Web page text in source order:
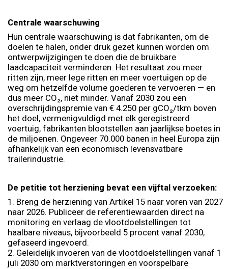
Centrale waarschuwing
Hun centrale waarschuwing is dat fabrikanten, om de
doelen te halen, onder druk gezet kunnen worden om
ontwerpwijzigingen te doen die de bruikbare
laadcapaciteit verminderen. Het resultaat zou meer
ritten zijn, meer lege ritten en meer voertuigen op de
weg om hetzelfde volume goederen te vervoeren — en
dus meer CO₂, niet minder. Vanaf 2030 zou een
overschrijdingspremie van € 4.250 per gCO₂/tkm boven
het doel, vermenigvuldigd met elk geregistreerd
voertuig, fabrikanten blootstellen aan jaarlijkse boetes in
de miljoenen. Ongeveer 70.000 banen in heel Europa zijn
afhankelijk van een economisch levensvatbare
trailerindustrie.
De petitie tot herziening bevat een vijftal verzoeken:
1. Breng de herziening van Artikel 15 naar voren van 2027
naar 2026. Publiceer de referentiewaarden direct na
monitoring en verlaag de vlootdoelstellingen tot
haalbare niveaus, bijvoorbeeld 5 procent vanaf 2030,
gefaseerd ingevoerd.
2. Geleidelijk invoeren van de vlootdoelstellingen vanaf 1
juli 2030 om marktverstoringen en voorspelbare